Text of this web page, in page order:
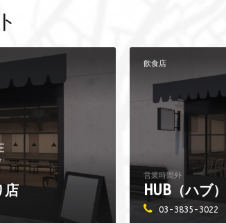
店
飲食店
HUB（ハブ
営業時間外
03-3835-3022